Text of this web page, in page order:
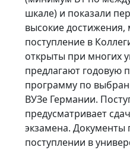
шкале) и показали
высокие достижения,
поступление в
открыты при многих
предлагают годовую
программу по
ВУЗе Германии.
предусматривает
экзамена. Документы
поступлении в